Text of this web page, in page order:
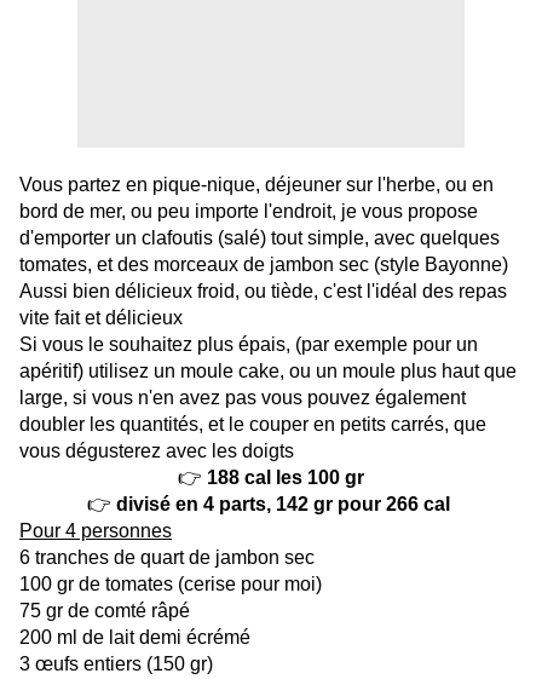
Vous partez en pique-nique, déjeuner sur l'herbe, ou en
bord de mer, ou peu importe l'endroit, je vous propose
d'emporter un clafoutis (salé) tout simple, avec quelques
tomates, et des morceaux de jambon sec (style Bayonne)
Aussi bien délicieux froid, ou tiède, c'est l'idéal des repas
vite fait et délicieux
Si vous le souhaitez plus épais, (par exemple pour un
apéritif) utilisez un moule cake, ou un moule plus haut que
large, si vous n'en avez pas vous pouvez également
doubler les quantités, et le couper en petits carrés, que
vous dégusterez avec les doigts
👉 188 cal les 100 gr
👉 divisé en 4 parts, 142 gr pour 266 cal
Pour 4 personnes
6 tranches de quart de jambon sec
100 gr de tomates (cerise pour moi)
75 gr de comté râpé
200 ml de lait demi écrémé
3 œufs entiers (150 gr)